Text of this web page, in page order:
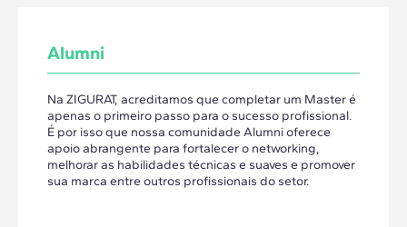
Alumni
Na ZIGURAT, acreditamos que completar um Master é
apenas o primeiro passo para o sucesso profissional.
É por isso que nossa comunidade Alumni oferece
apoio abrangente para fortalecer o networking,
melhorar as habilidades técnicas e suaves e promover
sua marca entre outros profissionais do setor.